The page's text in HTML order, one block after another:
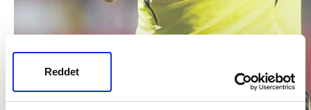
Reddet